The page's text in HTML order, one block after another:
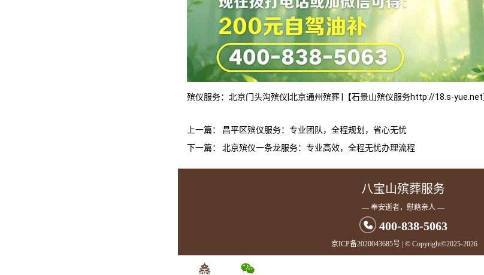
殡仪服务： 北京门头沟殡仪 北京通州殡葬 【石景山殡仪服务http://18.s-yue.net
上一篇： 昌平区殡仪服务：专业团队，全程规划，省心无忧
下一篇： 北京殡仪一条龙服务：专业高效，全程无忧办理流程
八宝山殡葬服务
— 奉安逝者，慰藉亲人 —
400-838-5063
京ICP备2020043685号 | © Copyright©2025-2026